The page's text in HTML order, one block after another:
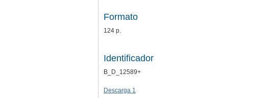
Formato
124 p.
Identificador
B_D_12589+
Descarga 1